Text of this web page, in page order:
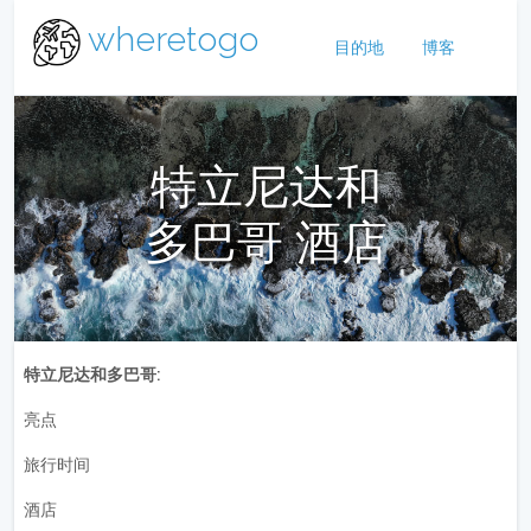
wheretogo 目的地 博客
特立尼达和
多巴哥 酒店
特立尼达和多巴哥:
亮点
旅行时间
酒店